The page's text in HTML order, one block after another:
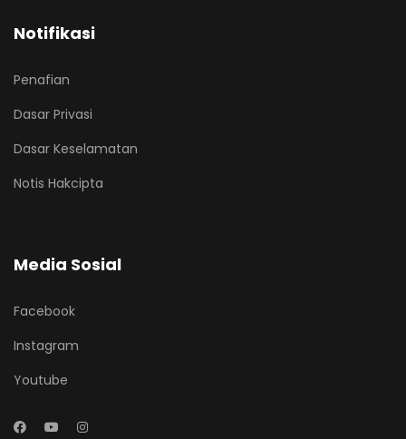
Notifikasi
Penafian
Dasar Privasi
Dasar Keselamatan
Notis Hakcipta
Media Sosial
Facebook
Instagram
Youtube